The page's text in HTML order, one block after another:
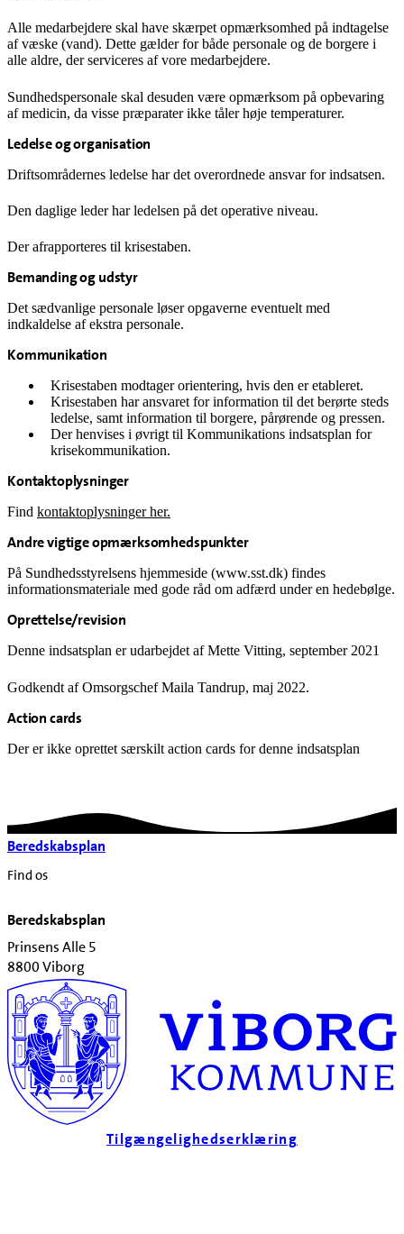
Alle medarbejdere skal have skærpet opmærksomhed på indtagelse
af væske (vand). Dette gælder for både personale og de borgere i
alle aldre, der serviceres af vore medarbejdere.
Sundhedspersonale skal desuden være opmærksom på opbevaring
af medicin, da visse præparater ikke tåler høje temperaturer.
Ledelse og organisation
Driftsområdernes ledelse har det overordnede ansvar for indsatsen.
Den daglige leder har ledelsen på det operative niveau.
Der afrapporteres til krisestaben.
Bemanding og udstyr
Det sædvanlige personale løser opgaverne eventuelt med
indkaldelse af ekstra personale.
Kommunikation
Krisestaben modtager orientering, hvis den er etableret.
Krisestaben har ansvaret for information til det berørte steds
ledelse, samt information til borgere, pårørende og pressen.
Der henvises i øvrigt til Kommunikations indsatsplan for
krisekommunikation.
Kontaktoplysninger
Find kontaktoplysninger her.
Andre vigtige opmærksomhedspunkter
På Sundhedsstyrelsens hjemmeside (www.sst.dk) findes
informationsmateriale med gode råd om adfærd under en hedebølge.
Oprettelse/revision
Denne indsatsplan er udarbejdet af Mette Vitting, september 2021
Godkendt af Omsorgschef Maila Tandrup, maj 2022.
Action cards
Der er ikke oprettet særskilt action cards for denne indsatsplan
Beredskabsplan
Find os
Beredskabsplan
Prinsens Alle 5
8800 Viborg
Tilgængelighedserklæring